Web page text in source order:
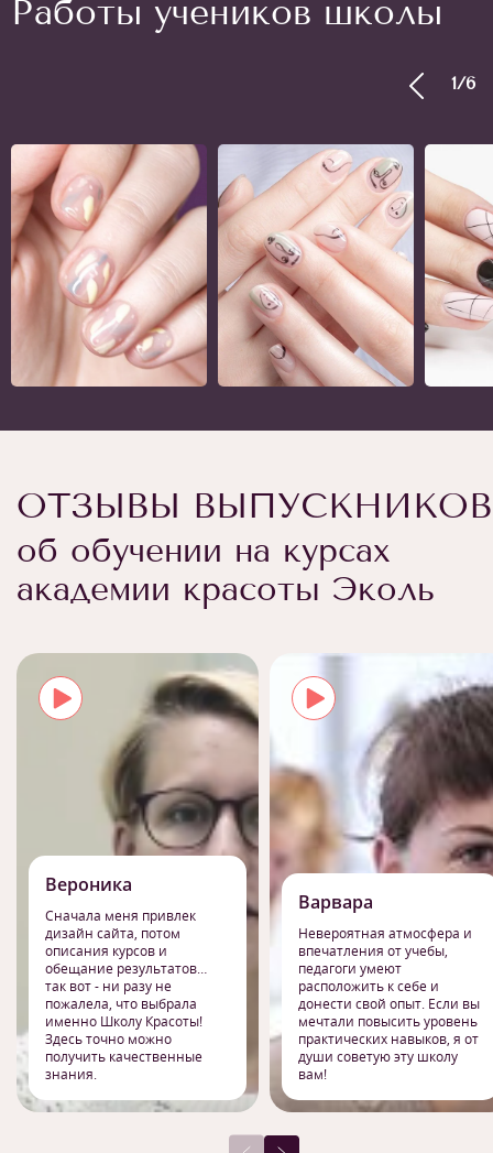
Работы учеников школы
1/6
ОТЗЫВЫ ВЫПУСКНИКОВ
об обучении на курсах
академии красоты Эколь
Вероника
Сначала меня привлек
дизайн сайта, потом
описания курсов и
обещание результатов…
так вот - ни разу не
пожалела, что выбрала
именно Школу Красоты!
Здесь точно можно
получить качественные
знания.
Варвара
Невероятная атмосфера и
впечатления от учебы,
педагоги умеют
расположить к себе и
донести свой опыт. Если вы
мечтали повысить уровень
практических навыков, я от
души советую эту школу
вам!